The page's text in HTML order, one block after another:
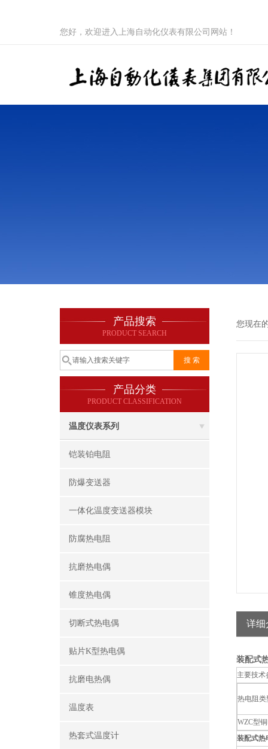
您好，欢迎进入上海自动化仪表有限公司网站！
产品搜索
PRODUCT SEARCH
产品分类
PRODUCT CLASSIFICATION
温度仪表系列
铠装铂电阻
防爆变送器
一体化温度变送器模块
防腐热电阻
抗磨热电偶
锥度热电偶
切断式热电偶
贴片K型热电偶
抗磨电热偶
温度表
热套式温度计
您现在
详细
装配式
主要技术
热电阻类
WZC型
装配式热